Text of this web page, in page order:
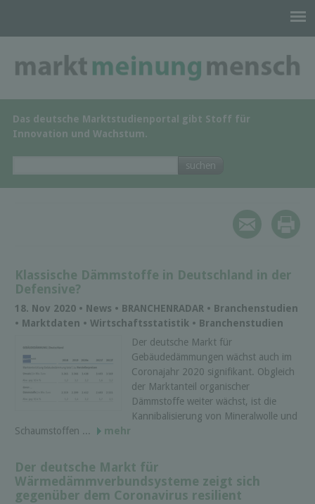
Das deutsche Marktstudienportal gibt Stoff für
Innovation und Wachstum.
Klassische Dämmstoffe in Deutschland in der
Defensive?
18. Nov 2020 • News • BRANCHENRADAR • Branchenstudien
• Marktdaten • Wirtschaftsstatistik • Branchenstudien
Der deutsche Markt für
Gebäudedämmungen wächst auch im
Coronajahr 2020 signifikant. Obgleich
der Marktanteil organischer
Dämmstoffe weiter wächst, ist die
Kannibalisierung von Mineralwolle und
Schaumstoffen ...
mehr
Der deutsche Markt für
Wärmedämmverbundsysteme zeigt sich
gegenüber dem Coronavirus resilient